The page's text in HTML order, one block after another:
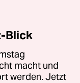
Blick
macht und
werden. Jetzt